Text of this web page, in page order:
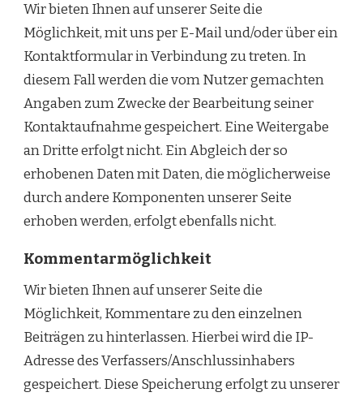
Wir bieten Ihnen auf unserer Seite die
Möglichkeit, mit uns per E-Mail und/oder über ein
Kontaktformular in Verbindung zu treten. In
diesem Fall werden die vom Nutzer gemachten
Angaben zum Zwecke der Bearbeitung seiner
Kontaktaufnahme gespeichert. Eine Weitergabe
an Dritte erfolgt nicht. Ein Abgleich der so
erhobenen Daten mit Daten, die möglicherweise
durch andere Komponenten unserer Seite
erhoben werden, erfolgt ebenfalls nicht.
Kommentarmöglichkeit
Wir bieten Ihnen auf unserer Seite die
Möglichkeit, Kommentare zu den einzelnen
Beiträgen zu hinterlassen. Hierbei wird die IP-
Adresse des Verfassers/Anschlussinhabers
gespeichert. Diese Speicherung erfolgt zu unserer